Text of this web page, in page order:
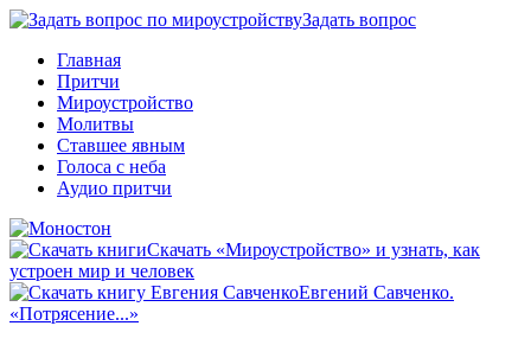
Задать вопрос
Главная
Притчи
Мироустройство
Молитвы
Ставшее явным
Голоса с неба
Аудио притчи
Скачать «Мироустройство» и узнать, как
устроен мир и человек
Евгений Савченко.
«Потрясение...»